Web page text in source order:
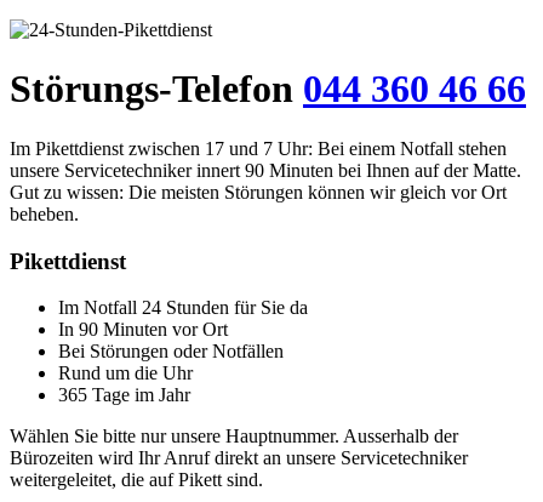
Störungs-Telefon 044 360 46 66
Im Pikettdienst zwischen 17 und 7 Uhr: Bei einem Notfall stehen
unsere Servicetechniker innert 90 Minuten bei Ihnen auf der Matte.
Gut zu wissen: Die meisten Störungen können wir gleich vor Ort
beheben.
Pikettdienst
Im Notfall 24 Stunden für Sie da
In 90 Minuten vor Ort
Bei Störungen oder Notfällen
Rund um die Uhr
365 Tage im Jahr
Wählen Sie bitte nur unsere Hauptnummer. Ausserhalb der
Bürozeiten wird Ihr Anruf direkt an unsere Servicetechniker
weitergeleitet, die auf Pikett sind.